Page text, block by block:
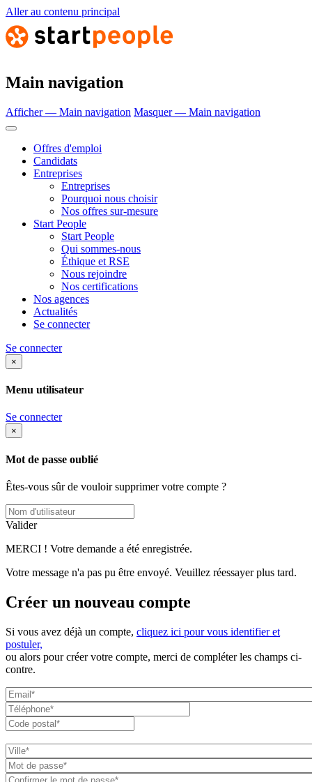
Aller au contenu principal
Main navigation
Afficher — Main navigation Masquer — Main navigation
Offres d'emploi
Candidats
Entreprises
Entreprises
Pourquoi nous choisir
Nos offres sur-mesure
Start People
Start People
Qui sommes-nous
Éthique et RSE
Nous rejoindre
Nos certifications
Nos agences
Actualités
Se connecter
Se connecter
×
Menu utilisateur
Se connecter
×
Mot de passe oublié
Êtes-vous sûr de vouloir supprimer votre compte ?
Valider
MERCI ! Votre demande a été enregistrée.
Votre message n'a pas pu être envoyé. Veuillez réessayer plus tard.
Créer un nouveau compte
Si vous avez déjà un compte, cliquez ici pour vous identifier et
postuler,
ou alors pour créer votre compte, merci de compléter les champs ci-
contre.